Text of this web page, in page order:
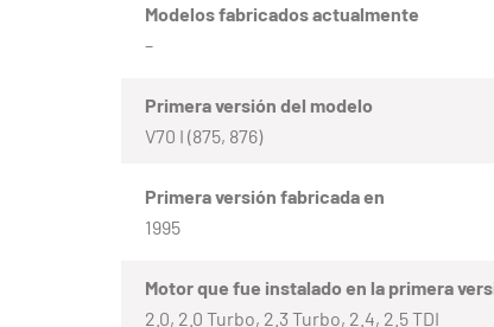
Modelos fabricados actualmente
–
Primera versión del modelo
V70 I (875, 876)
Primera versión fabricada en
1995
Motor que fue instalado en la primera
2.0, 2.0 Turbo, 2.3 Turbo, 2.4, 2.5 TDI